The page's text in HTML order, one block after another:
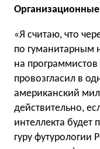
«Я считаю, что
по гуманитарным
на
провозгласил в
американский
действительно,
интеллекта будет
гуру футурологии